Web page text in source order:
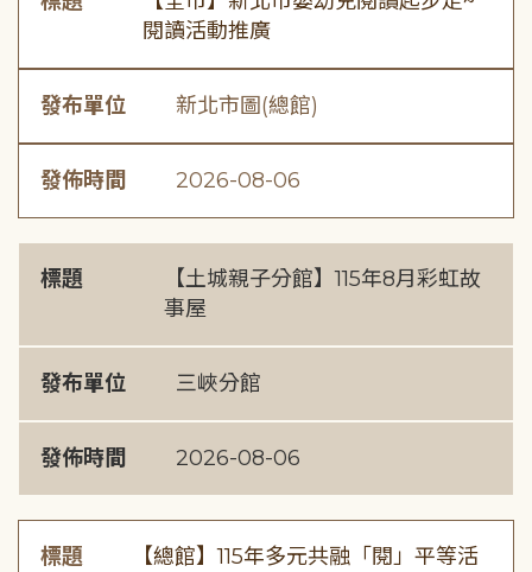
閱讀活動推廣
發布單位 新北市圖(總館)
發佈時間 2026-08-06
標題
【土城親子分館】115年8月彩虹故
事屋
發布單位 三峽分館
發佈時間 2026-08-06
標題
【總館】115年多元共融「閱」平等活